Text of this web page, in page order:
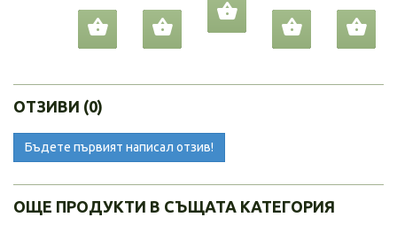
ОТЗИВИ (0)
Бъдете първият написал отзив!
ОЩЕ ПРОДУКТИ В СЪЩАТА КАТЕГОРИЯ